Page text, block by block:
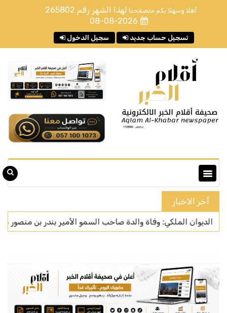
أهلا وسهلا بكم متصفحنا لهذا الشهر رقم 265802
08-08-2026
سجيل الدخول تسجيل حساب جديد
أخر الاخبار
الملكي: وفاة والدة صاحب السمو الأمير بندر بن منصور بن